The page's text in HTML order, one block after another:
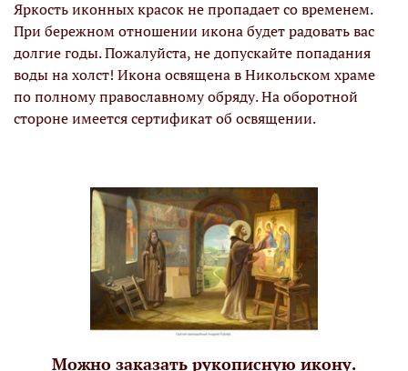
Яркость иконных красок не пропадает со временем.
При бережном отношении икона будет радовать вас
долгие годы. Пожалуйста, не допускайте попадания
воды на холст! Икона освящена в Никольском храме
по полному православному обряду. На оборотной
стороне имеется сертификат об освящении.
Можно заказать рукописную икону.